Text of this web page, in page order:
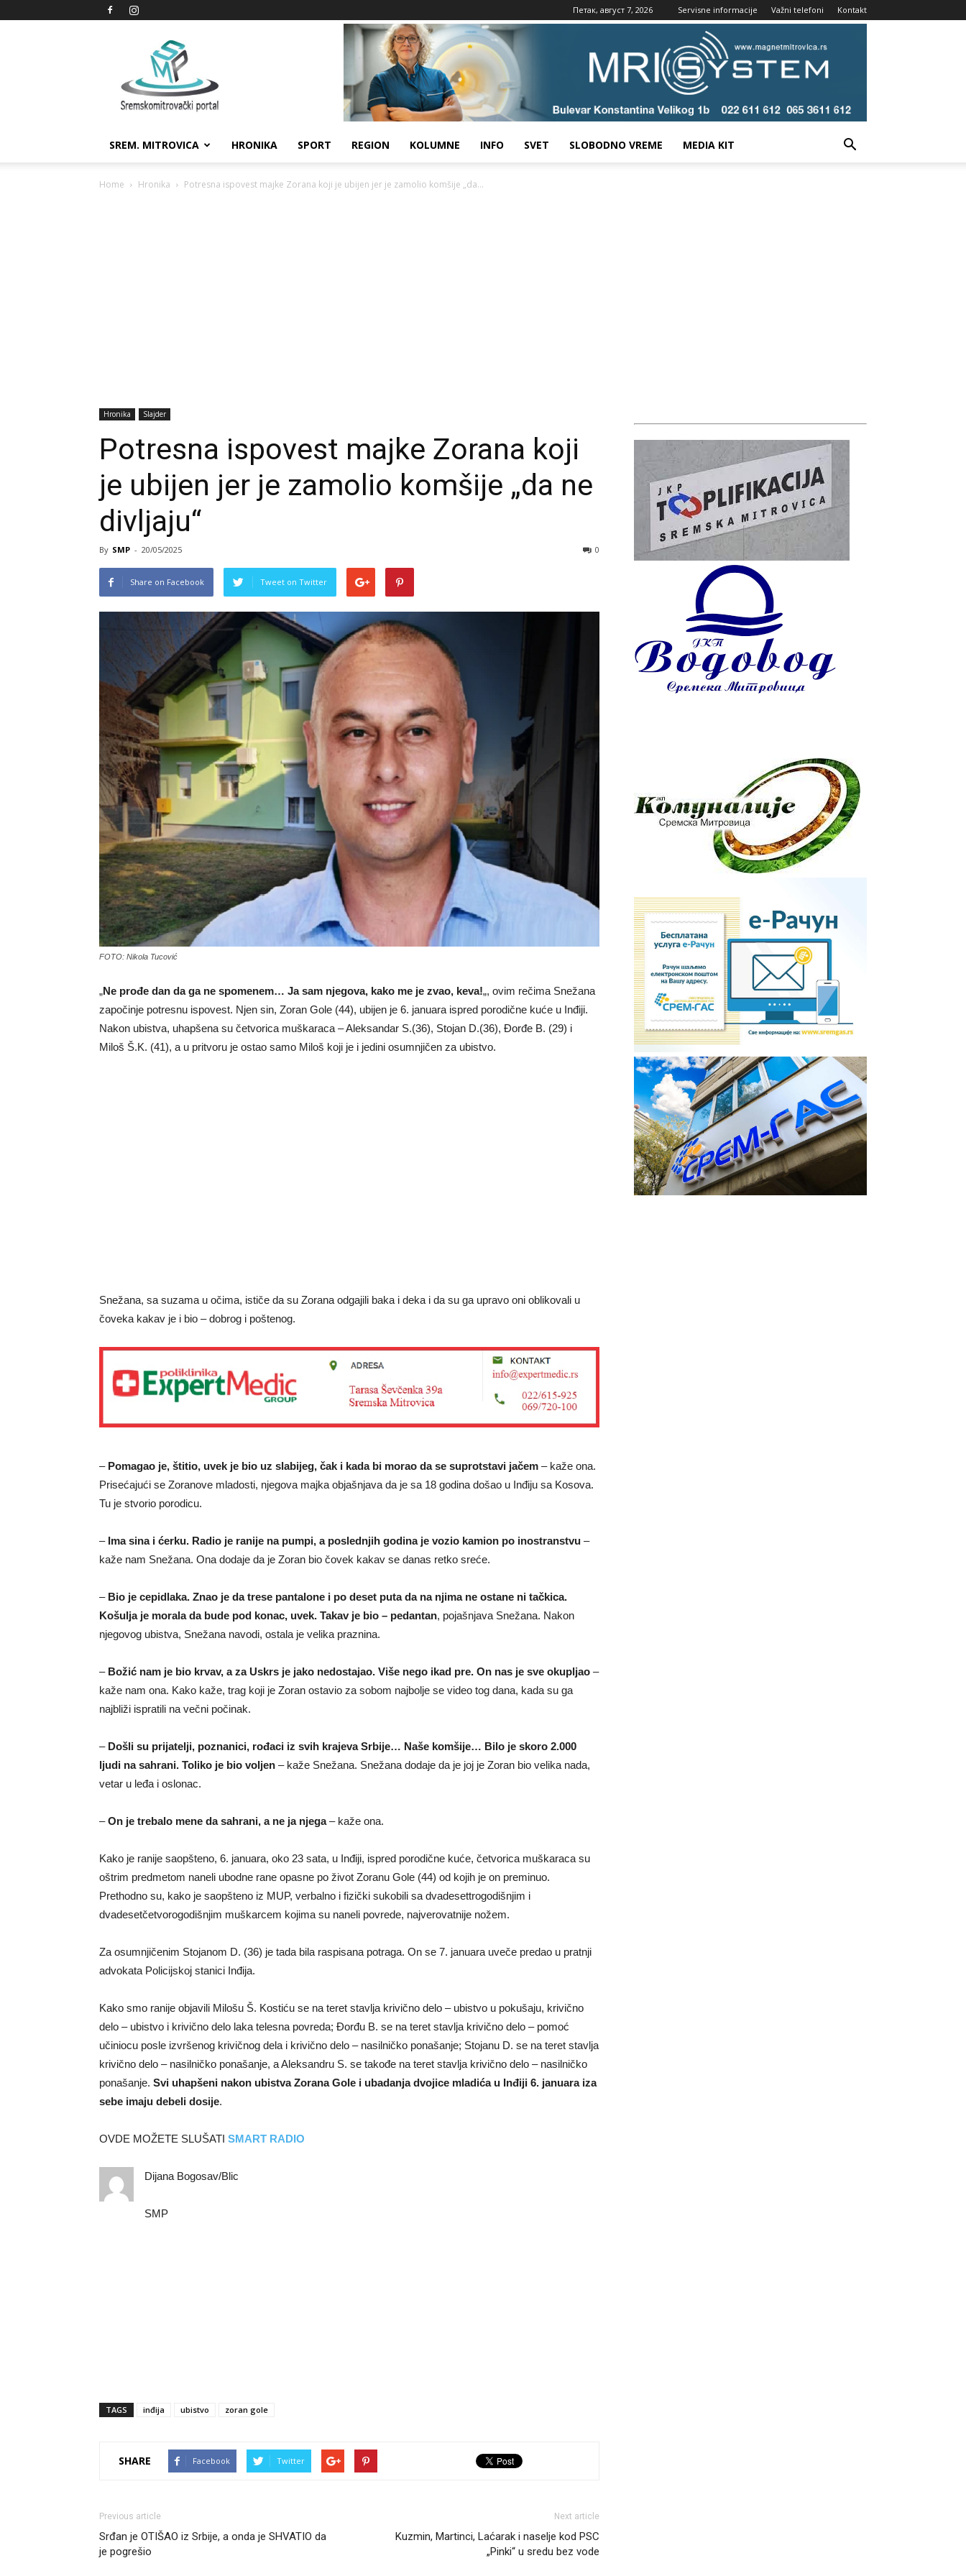
Петак, август 7, 2026 Servisne informacije Važni telefoni Kontakt
Sremskomitrovački
portal
SREM. MITROVICA HRONIKA SPORT REGION KOLUMNE INFO SVET SLOBODNO VREME MEDIA KIT
Home Hronika Potresna ispovest majke Zorana koji je ubijen jer je zamolio komšije „da...
Hronika Slajder
Potresna ispovest majke Zorana koji
je ubijen jer je zamolio komšije „da ne
divljaju“
By SMP - 20/05/2025 0
Share on Facebook Tweet on Twitter
FOTO: Nikola Tucović
„Ne prođe dan da ga ne spomenem… Ja sam njegova, kako me je zvao, keva!„, ovim rečima Snežana
započinje potresnu ispovest. Njen sin, Zoran Gole (44), ubijen je 6. januara ispred porodične kuće u Inđiji.
Nakon ubistva, uhapšena su četvorica muškaraca – Aleksandar S.(36), Stojan D.(36), Đorđe B. (29) i
Miloš Š.K. (41), a u pritvoru je ostao samo Miloš koji je i jedini osumnjičen za ubistvo.
Snežana, sa suzama u očima, ističe da su Zorana odgajili baka i deka i da su ga upravo oni oblikovali u
čoveka kakav je i bio – dobrog i poštenog.
– Pomagao je, štitio, uvek je bio uz slabijeg, čak i kada bi morao da se suprotstavi jačem – kaže ona.
Prisećajući se Zoranove mladosti, njegova majka objašnjava da je sa 18 godina došao u Inđiju sa Kosova.
Tu je stvorio porodicu.
– Ima sina i ćerku. Radio je ranije na pumpi, a poslednjih godina je vozio kamion po inostranstvu –
kaže nam Snežana. Ona dodaje da je Zoran bio čovek kakav se danas retko sreće.
– Bio je cepidlaka. Znao je da trese pantalone i po deset puta da na njima ne ostane ni tačkica.
Košulja je morala da bude pod konac, uvek. Takav je bio – pedantan, pojašnjava Snežana. Nakon
njegovog ubistva, Snežana navodi, ostala je velika praznina.
– Božić nam je bio krvav, a za Uskrs je jako nedostajao. Više nego ikad pre. On nas je sve okupljao –
kaže nam ona. Kako kaže, trag koji je Zoran ostavio za sobom najbolje se video tog dana, kada su ga
najbliži ispratili na večni počinak.
– Došli su prijatelji, poznanici, rođaci iz svih krajeva Srbije… Naše komšije… Bilo je skoro 2.000
ljudi na sahrani. Toliko je bio voljen – kaže Snežana. Snežana dodaje da je joj je Zoran bio velika nada,
vetar u leđa i oslonac.
–On je trebalo mene da sahrani, a ne ja njega– kaže ona.
Kako je ranije saopšteno, 6. januara, oko 23 sata, u Inđiji, ispred porodične kuće, četvorica muškaraca su
oštrim predmetom naneli ubodne rane opasne po život Zoranu Gole (44) od kojih je on preminuo.
Prethodno su, kako je saopšteno iz MUP, verbalno i fizički sukobili sa dvadesettrogodišnjim i
dvadesetčetvorogodišnjim muškarcem kojima su naneli povrede, najverovatnije nožem.
Za osumnjičenim Stojanom D. (36) je tada bila raspisana potraga. On se 7. januara uveče predao u pratnji
advokata Policijskoj stanici Inđija.
Kako smo ranije objavili Milošu Š. Kostiću se na teret stavlja krivično delo – ubistvo u pokušaju, krivično
delo – ubistvo i krivično delo laka telesna povreda; Đorđu B. se na teret stavlja krivično delo – pomoć
učiniocu posle izvršenog krivičnog dela i krivično delo – nasilničko ponašanje; Stojanu D. se na teret stavlja
krivično delo – nasilničko ponašanje, a Aleksandru S. se takođe na teret stavlja krivično delo – nasilničko
ponašanje. Svi uhapšeni nakon ubistva Zorana Gole i ubadanja dvojice mladića u Inđiji 6. januara iza
sebe imaju debeli dosije.
OVDE MOŽETE SLUŠATI SMART RADIO
Dijana Bogosav/Blic
SMP
TAGS inđija ubistvo zoran gole
SHARE Facebook Twitter
Previous article
Srđan je OTIŠAO iz Srbije, a onda je SHVATIO da
je pogrešio
Next article
Kuzmin, Martinci, Laćarak i naselje kod PSC
„Pinki“ u sredu bez vode